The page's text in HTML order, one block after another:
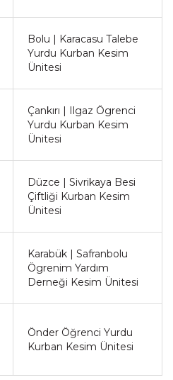
Bolu | Karacasu Talebe
Yurdu Kurban Kesim
Ünitesi
Çankırı | Ilgaz Ögrenci
Yurdu Kurban Kesim
Ünitesi
Düzce | Sivrikaya Besi
Çiftliği Kurban Kesim
Ünitesi
Karabük | Safranbolu
Ögrenim Yardım
Derneği Kesim Ünitesi
Önder Öğrenci Yurdu
Kurban Kesim Ünitesi